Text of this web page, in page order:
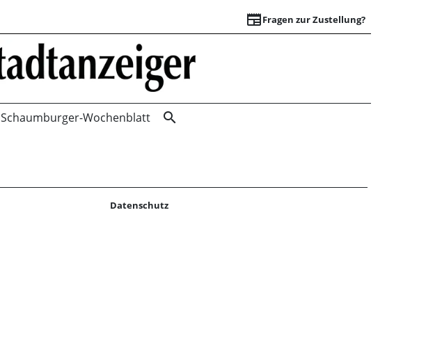
newspaperFragen zur Zustellung?
Startseite |
Schaumburger-Wochenblatt search
Datenschutz